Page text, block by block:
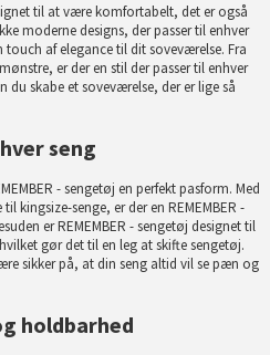
til at være komfortabelt, det er også
moderne designs, der passer til enhver
af elegance til dit soveværelse. Fra
er der en stil der passer til enhver
du skabe et soveværelse, der er lige så
seng
- sengetøj en perfekt pasform. Med
kingsize-senge, er der en REMEMBER -
er REMEMBER - sengetøj designet til
gør det til en leg at skifte sengetøj.
sikker på, at din seng altid vil se pæn og
holdbarhed